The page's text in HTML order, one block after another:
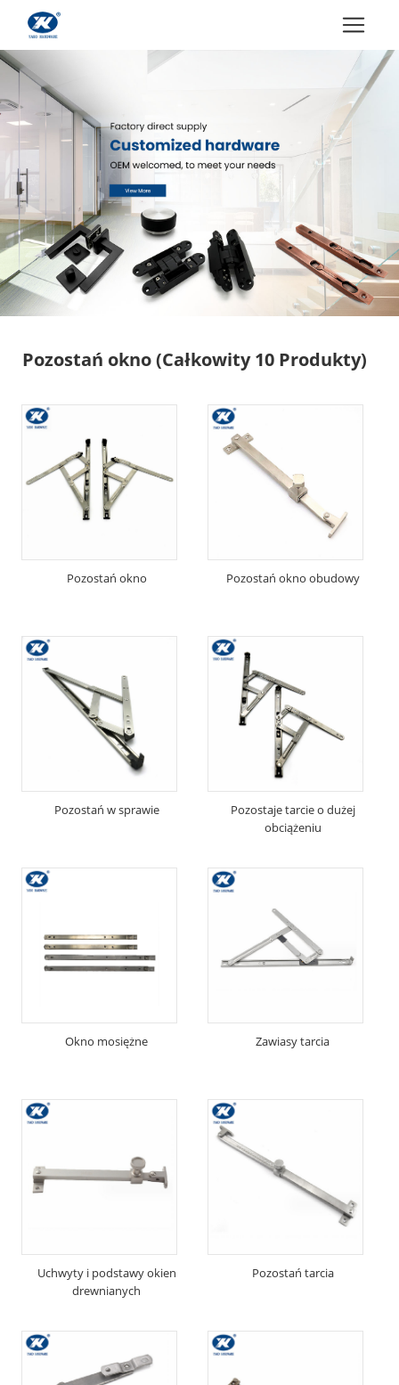
Pozostań okno(Całkowity 10 Produkty)
Pozostań okno Pozostań okno obudowy
Pozostań w sprawie
Pozostaje tarcie o dużej
obciążeniu
Okno mosiężne Zawiasy tarcia
Uchwyty i podstawy okien
drewnianych
Pozostań tarcia